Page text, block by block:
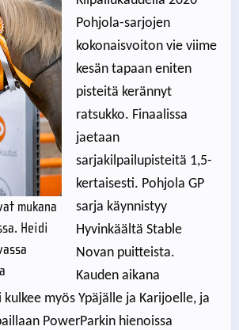
mukana
Heidi
Pohjola-sarjojen
kokonaisvoiton vie viime
kesän tapaan eniten
pisteitä kerännyt
ratsukko. Finaalissa
jaetaan
sarjakilpailupisteitä 1,5-
kertaisesti. Pohjola GP
sarja käynnistyy
Hyvinkäältä Stable
Novan puitteista.
Kauden aikana
myös Ypäjälle ja Karijoelle, ja
PowerParkin hienoissa